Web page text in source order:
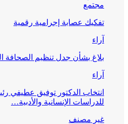
مجتمع
تفكيك عصابة إجرامية رقمية
آراء
بلاغ بشأن جدل تنظيم الصحافة
آراء
انتخاب الدكتور توفيق عطيفي
للدراسات الإنسانية والأدبية…
غير مصنف